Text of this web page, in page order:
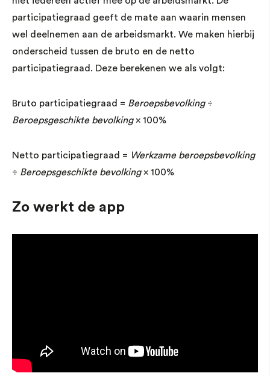
participatiegraad geeft de mate aan waarin mensen
wel deelnemen aan de arbeidsmarkt. We maken hierbij
onderscheid tussen de bruto en de netto
participatiegraad. Deze berekenen we als volgt:
Bruto participatiegraad = Beroepsbevolking÷
Beroepsgeschikte bevolking× 100%
Netto participatiegraad = Werkzame beroepsbevolking
÷ Beroepsgeschikte bevolking× 100%
Zo werkt de app